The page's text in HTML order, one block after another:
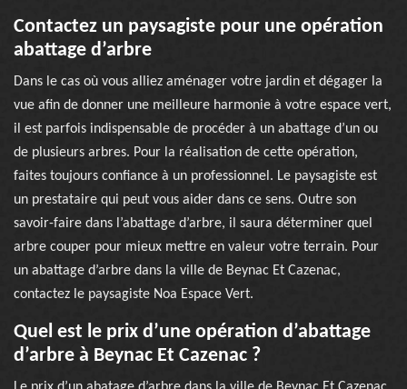
Contactez un paysagiste pour une opération
abattage d’arbre
Dans le cas où vous alliez aménager votre jardin et dégager la
vue afin de donner une meilleure harmonie à votre espace vert,
il est parfois indispensable de procéder à un abattage d’un ou
de plusieurs arbres. Pour la réalisation de cette opération,
faites toujours confiance à un professionnel. Le paysagiste est
un prestataire qui peut vous aider dans ce sens. Outre son
savoir-faire dans l’abattage d’arbre, il saura déterminer quel
arbre couper pour mieux mettre en valeur votre terrain. Pour
un abattage d’arbre dans la ville de Beynac Et Cazenac,
contactez le paysagiste Noa Espace Vert.
Quel est le prix d’une opération d’abattage
d’arbre à Beynac Et Cazenac ?